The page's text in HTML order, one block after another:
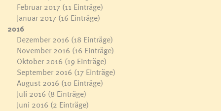
Februar 2017 (11 Einträge)
Januar 2017 (16 Einträge)
2016
Dezember 2016 (18 Einträge)
November 2016 (16 Einträge)
Oktober 2016 (19 Einträge)
September 2016 (17 Einträge)
August 2016 (10 Einträge)
Juli 2016 (8 Einträge)
Juni 2016 (2 Einträge)